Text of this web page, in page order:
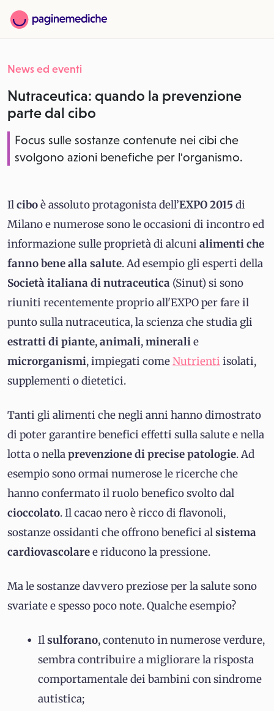
News ed eventi
Nutraceutica: quando la prevenzione
parte dal cibo
Focus sulle sostanze contenute nei cibi che
svolgono azioni benefiche per l'organismo.
Ilciboè assoluto protagonista dell’EXPO 2015 di
Milano e numerose sono le occasioni di incontro ed
informazione sulle proprietà di alcuni alimenti che
fanno benealla salute. Ad esempio gli esperti della
Società italiana di nutraceutica (Sinut) si sono
riuniti recentemente proprio all'EXPO per fare il
punto sulla nutraceutica, la scienza che studia gli
estratti di piante,animali,mineralie
microrganismi, impiegati comeNutrienti isolati,
supplementi o dietetici.
Tanti gli alimenti che negli anni hanno dimostrato
di poter garantire benefici effetti sulla salute e nella
lotta o nellaprevenzione di precise patologie. Ad
esempio sono ormai numerose le ricerche che
hanno confermato il ruolo benefico svolto dal
cioccolato. Il cacao nero è ricco di flavonoli,
sostanze ossidanti che offrono benefici alsistema
cardiovascolaree riducono la pressione.
Ma le sostanze davvero preziose per la salute sono
svariate e spesso poco note. Qualche esempio?
Ilsulforano, contenuto in numerose verdure,
sembra contribuire a migliorare la risposta
comportamentale dei bambini con sindrome
autistica;